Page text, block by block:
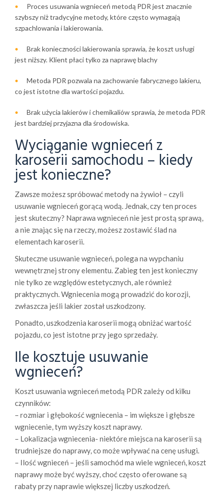
Proces usuwania wgnieceń metodą PDR jest znacznie
szybszy niż tradycyjne metody, które często wymagają
szpachlowania i lakierowania.
Brak konieczności lakierowania sprawia, że koszt usługi
jest niższy. Klient płaci tylko za naprawę blachy
Metoda PDR pozwala na zachowanie fabrycznego lakieru,
co jest istotne dla wartości pojazdu.
Brak użycia lakierów i chemikaliów sprawia, że metoda PDR
jest bardziej przyjazna dla środowiska.
Wyciąganie wgnieceń z
karoserii samochodu – kiedy
jest konieczne?
Zawsze możesz spróbować metody na żywioł – czyli
usuwanie wgnieceń gorącą wodą. Jednak, czy ten proces
jest skuteczny? Naprawa wgnieceń nie jest prostą sprawą,
a nie znając się na rzeczy, możesz zostawić ślad na
elementach karoserii.
Skuteczne usuwanie wgnieceń, polega na wypchaniu
wewnętrznej strony elementu. Zabieg ten jest konieczny
nie tylko ze względów estetycznych, ale również
praktycznych. Wgniecenia mogą prowadzić do korozji,
zwłaszcza jeśli lakier został uszkodzony.
Ponadto, uszkodzenia karoserii mogą obniżać wartość
pojazdu, co jest istotne przy jego sprzedaży.
Ile kosztuje usuwanie
wgnieceń?
Koszt usuwania wgnieceń metodą PDR zależy od kilku
czynników:
– rozmiar i głębokość wgniecenia – im większe i głębsze
wgniecenie, tym wyższy koszt naprawy.
– Lokalizacja wgniecenia- niektóre miejsca na karoserii są
trudniejsze do naprawy, co może wpływać na cenę usługi.
– Ilość wgnieceń – jeśli samochód ma wiele wgnieceń, koszt
naprawy może być wyższy, choć często oferowane są
rabaty przy naprawie większej liczby uszkodzeń.